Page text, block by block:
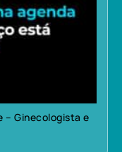
– Ginecologista e